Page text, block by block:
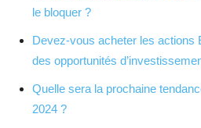
le bloquer ?
Devez-vous acheter les actions
des opportunités
Quelle sera la prochaine
2024 ?